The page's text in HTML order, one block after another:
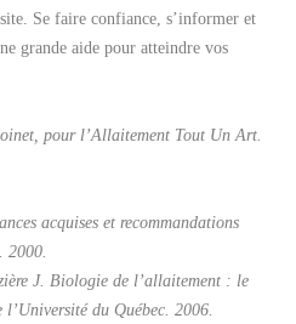
Se faire confiance, s’informer et
grande aide pour atteindre vos
pour l’Allaitement Tout Un Art.
acquises et recommandations
2000.
J. Biologie de l’allaitement : le
l’Université du Québec. 2006.